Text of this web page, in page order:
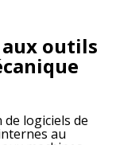
outils
logiciels de
au